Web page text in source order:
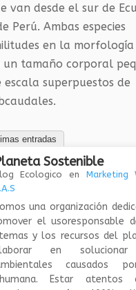
van desde el sur de
Perú. Ambas especies
en la morfología
un tamaño corporal
escala superpuestos de
entradas
Sostenible
Ecologico en Marketing
una organización
el usoresponsable
y los recursos del
en
causados
humana. Estar